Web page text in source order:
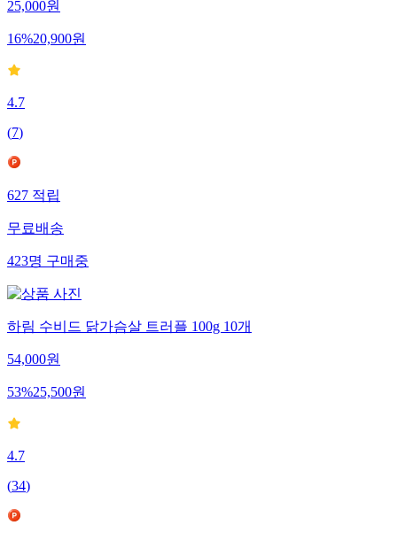
25,000원
16%20,900원
4.7
(7)
627적립
무료배송
423명구매중
하림 수비드 닭가슴살 트러플 100g 10개
54,000원
53%25,500원
4.7
(34)